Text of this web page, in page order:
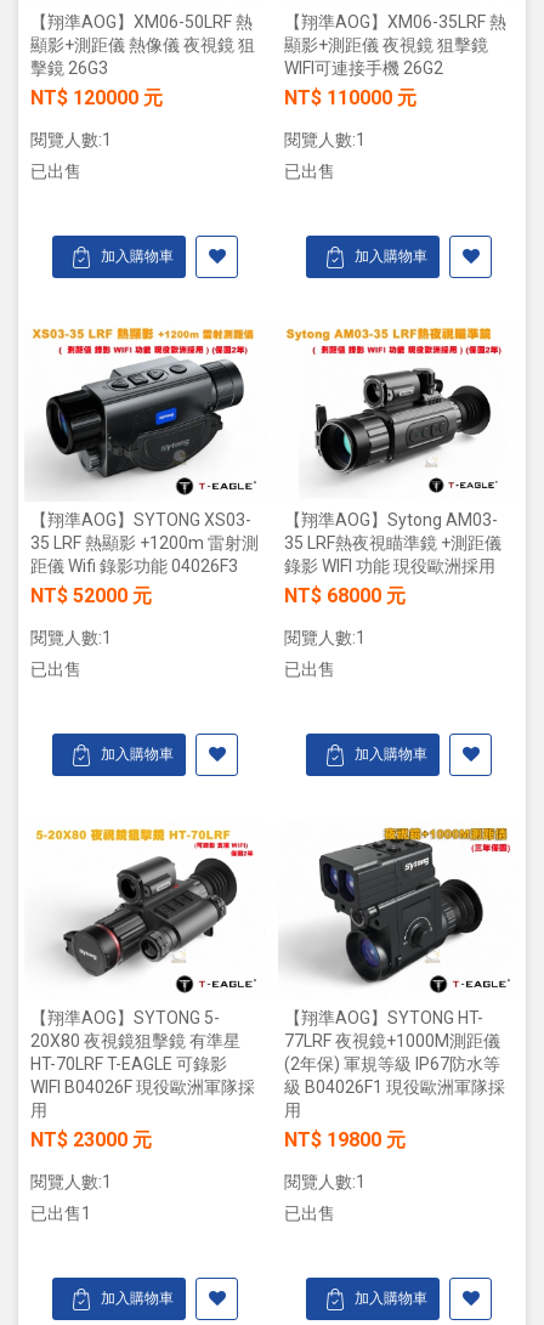
【翔準AOG】XM06-50LRF 熱
顯影+測距儀 熱像儀 夜視鏡 狙
擊鏡 26G3
NT$ 120000 元
閱覽人數:1
已出售
加入購物車
【翔準AOG】XM06-35LRF 熱
顯影+測距儀 夜視鏡 狙擊鏡
WIFI可連接手機 26G2
NT$ 110000 元
閱覽人數:1
已出售
加入購物車
【翔準AOG】SYTONG XS03-
35 LRF 熱顯影 +1200m 雷射測
距儀 Wifi 錄影功能 04026F3
NT$ 52000 元
閱覽人數:1
已出售
加入購物車
【翔準AOG】Sytong AM03-
35 LRF熱夜視瞄準鏡 +測距儀
錄影 WIFI 功能 現役歐洲採用
NT$ 68000 元
閱覽人數:1
已出售
加入購物車
【翔準AOG】SYTONG 5-
20X80 夜視鏡狙擊鏡 有準星
HT-70LRF T-EAGLE 可錄影
WIFI B04026F 現役歐洲軍隊採
用
NT$ 23000 元
閱覽人數:1
已出售1
加入購物車
【翔準AOG】SYTONG HT-
77LRF 夜視鏡+1000M測距儀
(2年保) 軍規等級 IP67防水等
級 B04026F1 現役歐洲軍隊採
用
NT$ 19800 元
閱覽人數:1
已出售
加入購物車